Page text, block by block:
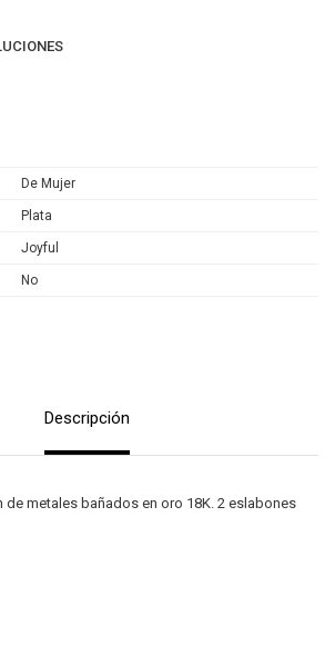
De Mujer
Plata
Joyful
No
Descripción
de metales bañados en oro 18K. 2 eslabones